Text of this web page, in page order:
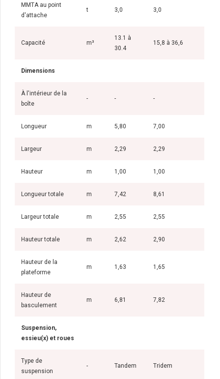
MMTA au point
d'attache
t 3,0 3,0
Capacité m³
13.1 à
30.4
15,8 à 36,6
Dimensions
À l'intérieur de la
boîte
- - -
Longueur m 5,80 7,00
Largeur m 2,29 2,29
Hauteur m 1,00 1,00
Longueur totale m 7,42 8,61
Largeur totale m 2,55 2,55
Hauteur totale m 2,62 2,90
Hauteur de la
plateforme
m 1,63 1,65
Hauteur de
basculement
m 6,81 7,82
Suspension,
essieu(x) et roues
Type de
suspension
- Tandem Tridem